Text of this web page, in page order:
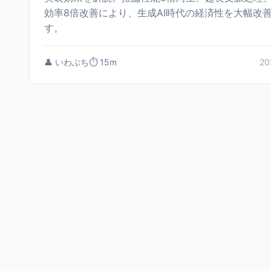
効率8倍改善により、生成AI時代の経済性を大幅改
す。
👤 いわぶち⏱️ 15m